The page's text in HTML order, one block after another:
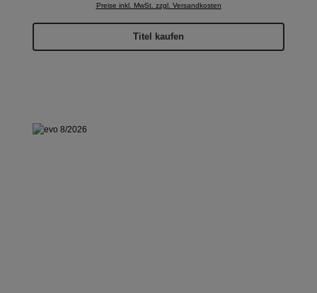
Preise inkl. MwSt. zzgl. Versandkosten
Titel kaufen